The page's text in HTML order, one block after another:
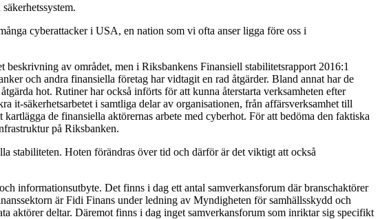
cyberattacker i USA, en nation som vi ofta anser ligga före oss i
av området, men i Riksbankens Finansiell stabilitetsrapport 2016:1
och andra finansiella företag har vidtagit en rad åtgärder. Bland annat har de
hot. Rutiner har också införts för att kunna återstarta verksamheten efter
it-säkerhetsarbetet i samtliga delar av organisationen, från affärsverksamhet till
de finansiella aktörernas arbete med cyberhot. För att bedöma den faktiska
på Riksbanken.
stabiliteten. Hoten förändras över tid och därför är det viktigt att också
informationsutbyte. Det finns i dag ett antal samverkansforum där branschaktörer
är Fidi Finans under ledning av Myndigheten för samhällsskydd och
aktörer deltar. Däremot finns i dag inget samverkansforum som inriktar sig specifikt